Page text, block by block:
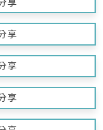
享
享
享